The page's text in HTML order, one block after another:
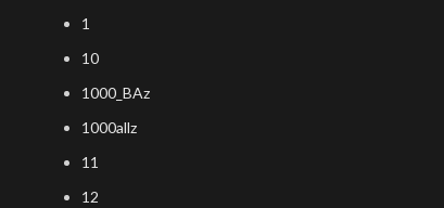
1
10
1000_BAz
1000allz
11
12